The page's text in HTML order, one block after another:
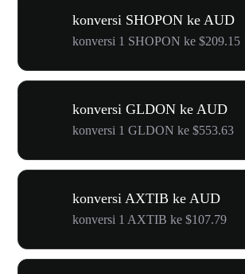
konversi SHOPON ke AUD
konversi 1 SHOPON ke $209.15
konversi GLDON ke AUD
konversi 1 GLDON ke $553.63
konversi AXTIB ke AUD
konversi 1 AXTIB ke $107.79